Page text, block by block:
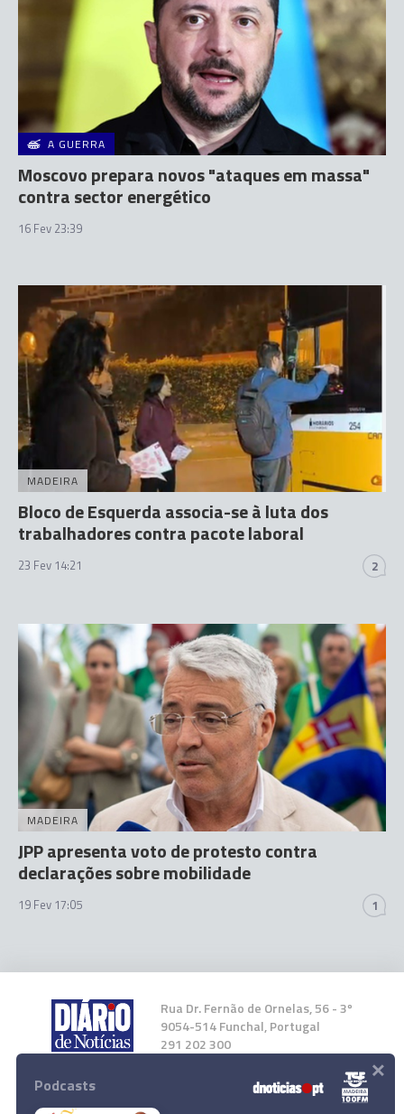
A GUERRA
Moscovo prepara novos "ataques em massa"
contra sector energético
16 Fev 23:39
MADEIRA
Bloco de Esquerda associa-se à luta dos
trabalhadores contra pacote laboral
23 Fev 14:21 2
MADEIRA
JPP apresenta voto de protesto contra
declarações sobre mobilidade
19 Fev 17:05 1
Rua Dr. Fernão de Ornelas, 56 - 3º
9054-514 Funchal, Portugal
291 202 300
Instale a nossa App
Podcasts ×